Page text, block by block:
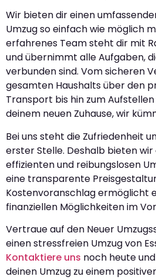
Wir bieten dir einen
Umzug so einfach wie möglich
erfahrenes Team steht dir mit
und übernimmt alle Aufgaben,
verbunden sind. Vom sicheren
gesamten Haushalts über den
Transport bis hin zum
deinem neuen Zuhause, wir
Bei uns steht die Zufriedenheit
erster Stelle. Deshalb bieten
effizienten und reibungslosen
eine transparente
Kostenvoranschlag ermöglicht
finanziellen Möglichkeiten im
Vertraue auf den Neuer
einen stressfreien Umzug von
Kontaktiere uns noch heute
deinen Umzug zu einem